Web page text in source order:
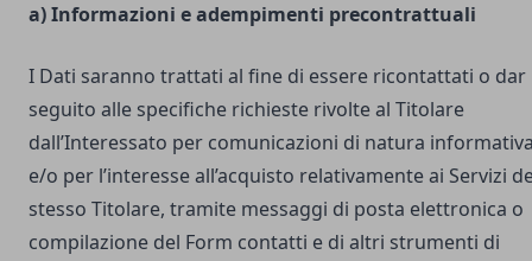
a) Informazioni e adempimenti precontrattuali
I Dati saranno trattati al fine di essere ricontattati o dar
seguito alle specifiche richieste rivolte al Titolare
dall’Interessato per comunicazioni di natura
e/o per l’interesse all’acquisto relativamente ai Servizi
stesso Titolare, tramite messaggi di posta elettronica o
compilazione del Form contatti e di altri strumenti di